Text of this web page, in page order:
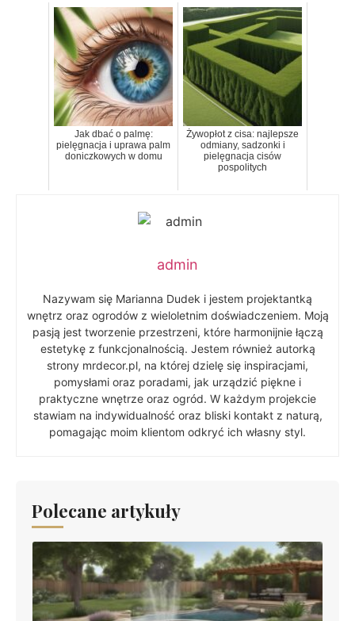
Jak dbać o palmę:
pielęgnacja i uprawa palm
doniczkowych w domu
Żywopłot z cisa: najlepsze
odmiany, sadzonki i
pielęgnacja cisów
pospolitych
admin
Nazywam się Marianna Dudek i jestem projektantką
wnętrz oraz ogrodów z wieloletnim doświadczeniem. Moją
pasją jest tworzenie przestrzeni, które harmonijnie łączą
estetykę z funkcjonalnością. Jestem również autorką
strony mrdecor.pl, na której dzielę się inspiracjami,
pomysłami oraz poradami, jak urządzić piękne i
praktyczne wnętrze oraz ogród. W każdym projekcie
stawiam na indywidualność oraz bliski kontakt z naturą,
pomagając moim klientom odkryć ich własny styl.
Polecane artykuły